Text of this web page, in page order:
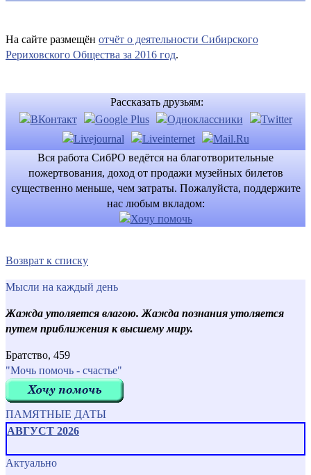
На сайте размещён отчёт о деятельности Сибирского
Рериховского Общества за 2016 год.
Рассказать друзьям:
Вся работа СибРО ведётся на благотворительные
пожертвования, доход от продажи музейных билетов
существенно меньше, чем затраты. Пожалуйста, поддержите
нас любым вкладом:
Возврат к списку
Мысли на каждый день
Жажда утоляется влагою. Жажда познания утоляется
путем приближения к высшему миру.
Братство, 459
"Мочь помочь - счастье"
ПАМЯТНЫЕ ДАТЫ
АВГУСТ 2026
Актуально